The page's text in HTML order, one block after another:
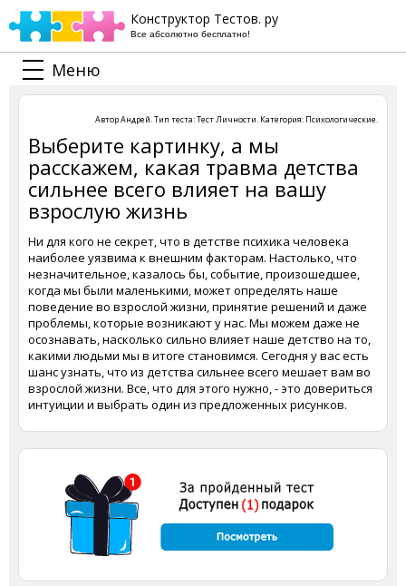
Конструктор Тестов. ру
Все абсолютно бесплатно!
Меню
АвторАндрей. Тип теста:Тест Личности. Категория: Психологические.
Выберите картинку, а мы
расскажем, какая травма детства
сильнее всего влияет на вашу
взрослую жизнь
Ни для кого не секрет, что в детстве психика человека
наиболее уязвима к внешним факторам. Настолько, что
незначительное, казалось бы, событие, произошедшее,
когда мы были маленькими, может определять наше
поведение во взрослой жизни, принятие решений и даже
проблемы, которые возникают у нас. Мы можем даже не
осознавать, насколько сильно влияет наше детство на то,
какими людьми мы в итоге становимся. Сегодня у вас есть
шанс узнать, что из детства сильнее всего мешает вам во
взрослой жизни. Все, что для этого нужно, - это довериться
интуиции и выбрать один из предложенных рисунков.